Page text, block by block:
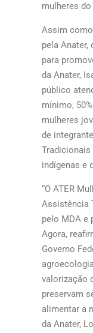
mulheres
Assim
pela
para
da Anater,
público
mínimo,
mulheres
de
Tradicionais
indígenas e
“O ATER
Assistência
pelo MDA e
Agora,
Governo
valorização
preservam
alimentar a
da Anater,